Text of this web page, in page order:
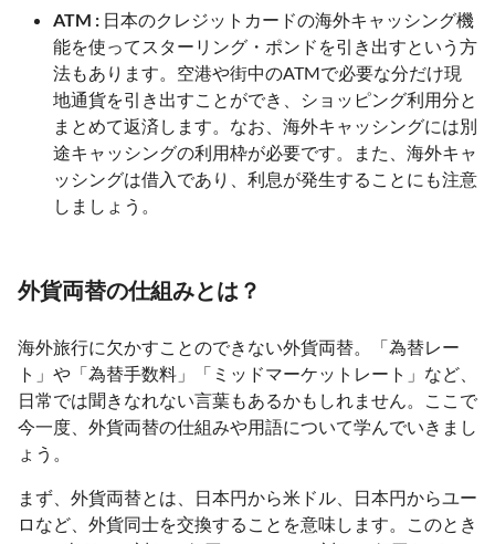
ATM : 日本のクレジットカードの海外キャッシング機
能を使ってスターリング・ポンドを引き出すという方
法もあります。空港や街中のATMで必要な分だけ現
地通貨を引き出すことができ、ショッピング利用分と
まとめて返済します。なお、海外キャッシングには別
途キャッシングの利用枠が必要です。また、海外キャ
ッシングは借入であり、利息が発生することにも注意
しましょう。
外貨両替の仕組みとは？
海外旅行に欠かすことのできない外貨両替。「為替レー
ト」や「為替手数料」「ミッドマーケットレート」など、
日常では聞きなれない言葉もあるかもしれません。ここで
今一度、外貨両替の仕組みや用語について学んでいきまし
ょう。
まず、外貨両替とは、日本円から米ドル、日本円からユー
ロなど、外貨同士を交換することを意味します。このとき